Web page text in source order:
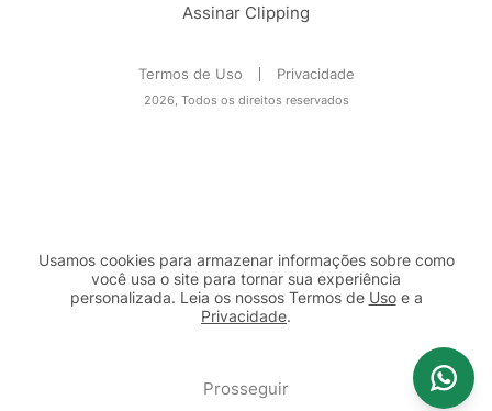
Assinar Clipping
Termos de Uso Privacidade
2026, Todos os direitos reservados
Usamos cookies para armazenar informações sobre como
você usa o site para tornar sua experiência
personalizada. Leia os nossos Termos de Usoe a
Privacidade.
Prosseguir